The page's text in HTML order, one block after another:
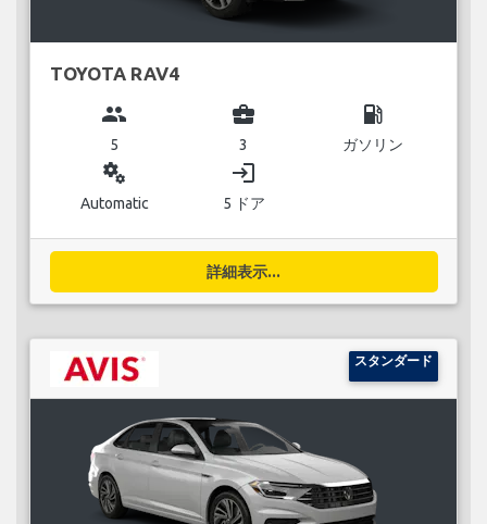
TOYOTA RAV4
group
5
business_center
3
local_gas_station
ガソリン
miscellaneous_services
Automatic
login
5 ドア
詳細表示...
スタンダード